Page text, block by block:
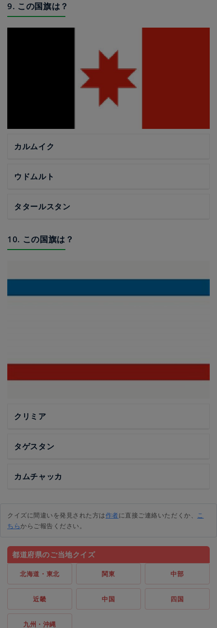
9. この国旗は？
カルムイク
ウドムルト
タタールスタン
10. この国旗は？
クリミア
タゲスタン
カムチャッカ
クイズに間違いを発見された方は作者に直接ご連絡いただくか、 こ
ちらからご報告ください。
都道府県のご当地クイズ
北海道・東北 関東 中部
近畿 中国 四国
九州・沖縄